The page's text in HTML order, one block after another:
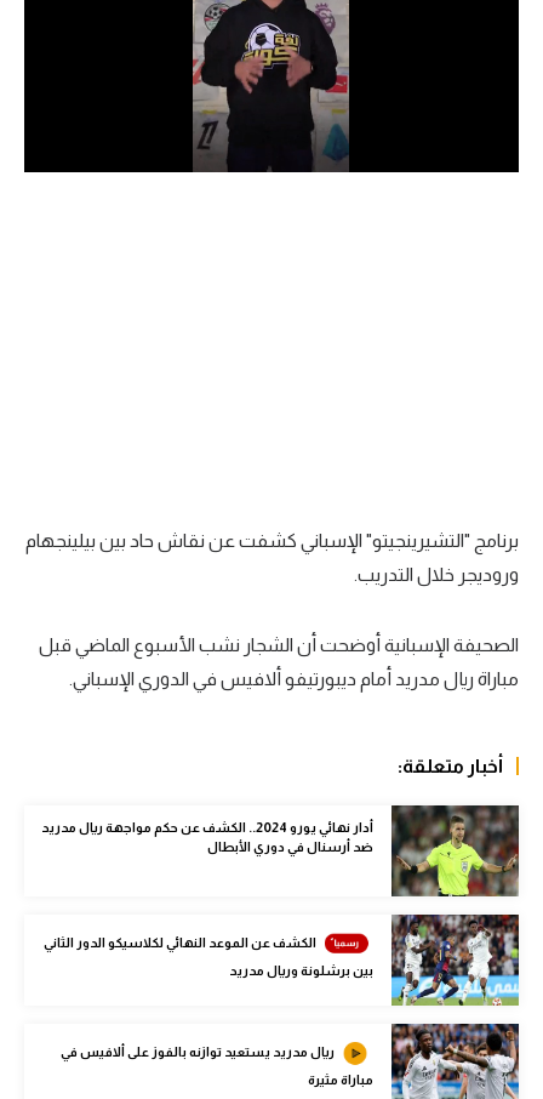
الدوري السعودي للمحترفين
دوري أبطال إفريقيا
سعودي في الجول
الدوري الإسباني
القسم الثاني
رياضات أخرى
أمم إفريقيا
كرة السلة الأمريكية
كرة سلة
كرة طائرة
برنامج "التشيرينجيتو" الإسباني كشفت عن نقاش حاد بين بيلينجهام
وروديجر خلال التدريب.
الصحيفة الإسبانية أوضحت أن الشجار نشب الأسبوع الماضي قبل
مباراة ريال مدريد أمام ديبورتيفو ألافيس في الدوري الإسباني.
أخبار متعلقة:
أدار نهائي يورو 2024.. الكشف عن حكم مواجهة ريال مدريد
ضد أرسنال في دوري الأبطال
الكشف عن الموعد النهائي لكلاسيكو الدور الثاني
بين برشلونة وريال مدريد
ريال مدريد يستعيد توازنه بالفوز على ألافيس في
مباراة مثيرة